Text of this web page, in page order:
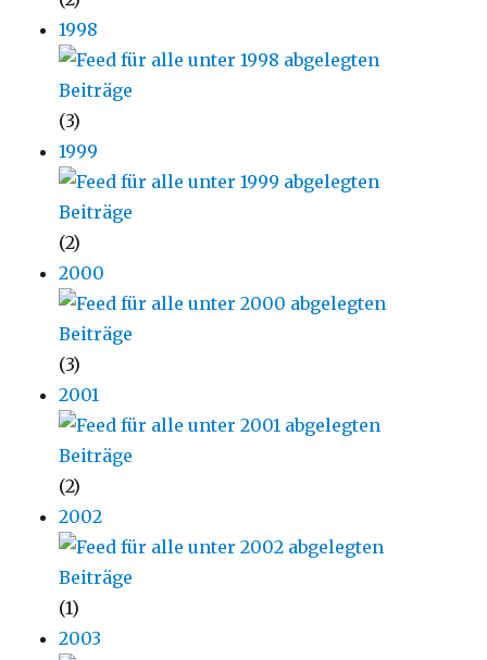
1998
(3)
1999
(2)
2000
(3)
2001
(2)
2002
(1)
2003